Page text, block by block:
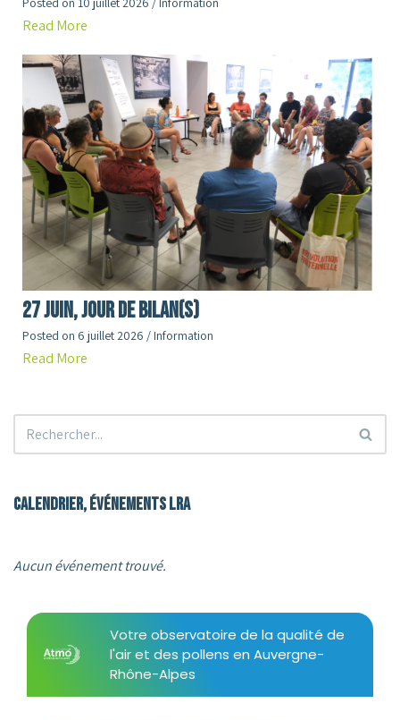
Read More
27 juin, jour de Bilan(s)
Posted on 6 juillet 2026 /Information
Read More
Calendrier, événements LRA
Aucun événement trouvé.